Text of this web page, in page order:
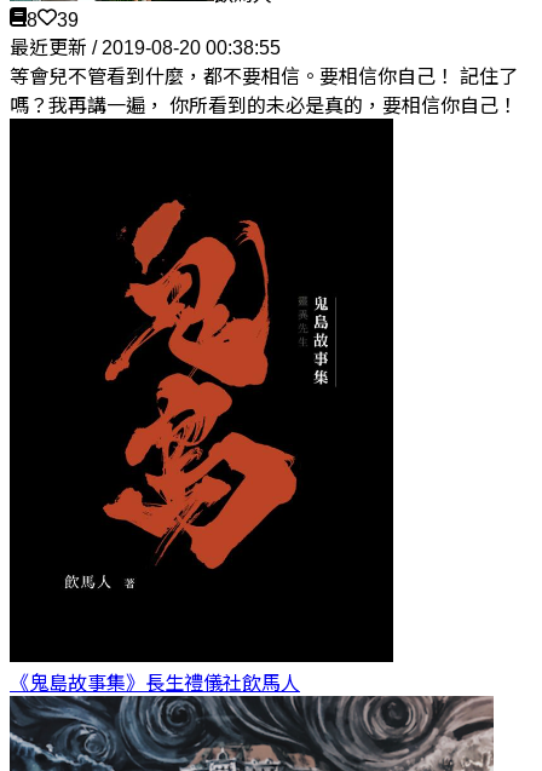
8
39
最近更新 / 2019-08-20 00:38:55
等會兒不管看到什麼，都不要相信。要相信你自己！ 記住了
嗎？我再講一遍， 你所看到的未必是真的，要相信你自己！
《鬼島故事集》長生禮儀社飲馬人